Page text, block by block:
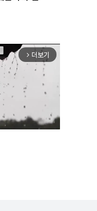
arrow_forward_ios 더보기